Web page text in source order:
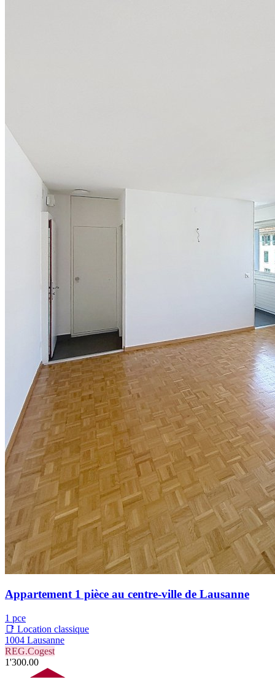
Appartement 1 pièce au centre-ville de Lausanne
1 pce
📑 Location classique
1004 Lausanne
REG.Cogest
1'300.00